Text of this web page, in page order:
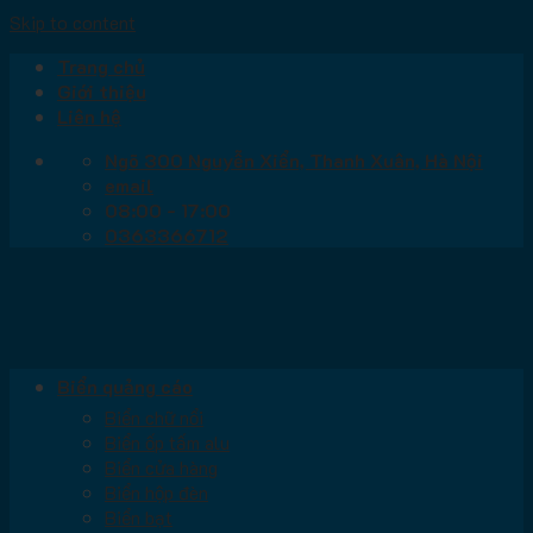
Skip to content
Trang chủ
Giới thiệu
Liên hệ
Ngõ 300 Nguyễn Xiển, Thanh Xuân, Hà Nội
email
08:00 - 17:00
0363366712
Biển quảng cáo
Biển chữ nổi
Biển ốp tấm alu
Biển cửa hàng
Biển hộp đèn
Biển bạt